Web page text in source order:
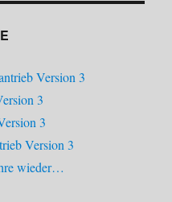
Version 3
3
3
Version 3
wieder…